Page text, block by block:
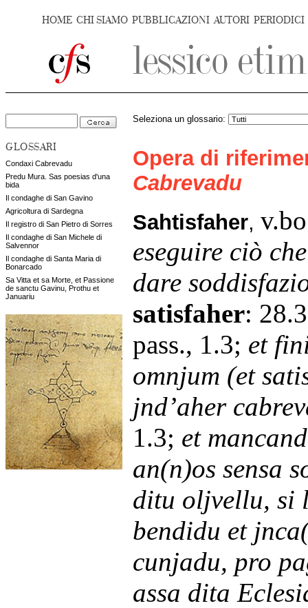
HOME CHI SIAMO PUBBLICAZIONI AUTORI PERIODICI
GLOSSARI
Condaxi Cabrevadu
Predu Mura. Sas poesias d'una
bida
Il condaghe di San Gavino
Agricoltura di Sardegna
Il registro di San Pietro di Sorres
Il condaghe di San Michele di
Salvennor
Il condaghe di Santa Maria di
Bonarcado
Sa Vitta et sa Morte, et Passione
de sanctu Gavinu, Prothu et
Januariu
Seleziona un glossario:
Opera di
Cabrevadu
Sahtisfaher,
eseguire ciò
dare
satisfaher:
pass., 1.3; et
omnjum (et
jnd’aher
1.3; et
an(n)os sensa
ditu oljvellu, si
bendidu et
cunjadu, pro
assa dita